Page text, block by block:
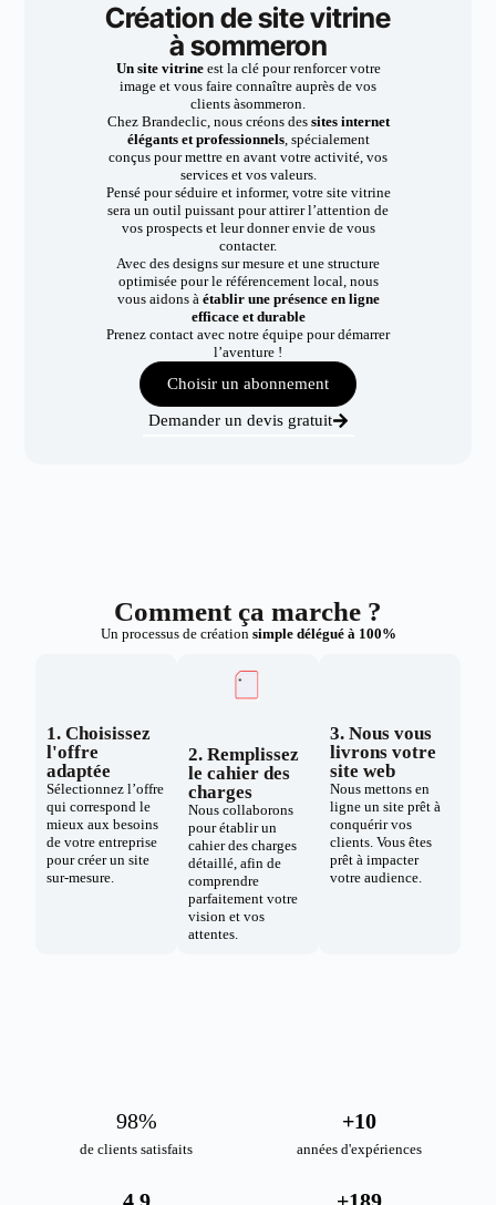
Création de site vitrine
à sommeron
Un site vitrineest la clé pour renforcer votre
image et vous faire connaître auprès de vos
clients àsommeron.
Chez Brandeclic, nous créons dessites internet
élégants et professionnels, spécialement
conçus pour mettre en avant votre activité, vos
services et vos valeurs.
Pensé pour séduire et informer, votre site vitrine
sera un outil puissant pour attirer l’attention de
vos prospects et leur donner envie de vous
contacter.
Avec des designs sur mesure et une structure
optimisée pour le référencement local, nous
vous aidons à établir une présence en ligne
efficace et durable
Prenez contact avec notre équipe pour démarrer
l’aventure !
Choisir un abonnement
Demander un devis gratuit
Comment ça marche ?
Un processus de création simple délégué à 100%
1. Choisissez
l'offre
adaptée
Sélectionnez l’offre
qui correspond le
mieux aux besoins
de votre entreprise
pour créer un site
sur-mesure.
2. Remplissez
le cahier des
charges
Nous collaborons
pour établir un
cahier des charges
détaillé, afin de
comprendre
parfaitement votre
vision et vos
attentes.
3. Nous vous
livrons votre
site web
Nous mettons en
ligne un site prêt à
conquérir vos
clients. Vous êtes
prêt à impacter
votre audience.
de clients satisfaits
98%
années d'expériences
+10